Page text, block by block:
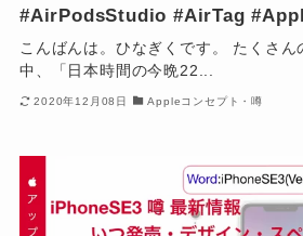
#AirPodsStudio #AirTag
こんばんは。ひなぎくです。 たくさん
中、「日本時間の今晩22...
2020年12月08日 Appleコンセプト・噂